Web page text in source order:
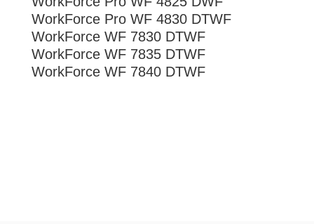
WorkForce Pro WF 4830 DTWF
WorkForce WF 7830 DTWF
WorkForce WF 7835 DTWF
WorkForce WF 7840 DTWF